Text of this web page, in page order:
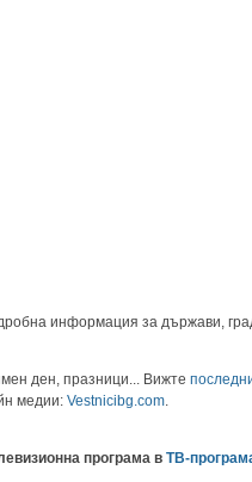
информация за държави,
ден, празници... Вижте
медии: Vestnicibg.com.
програма в ТВ-